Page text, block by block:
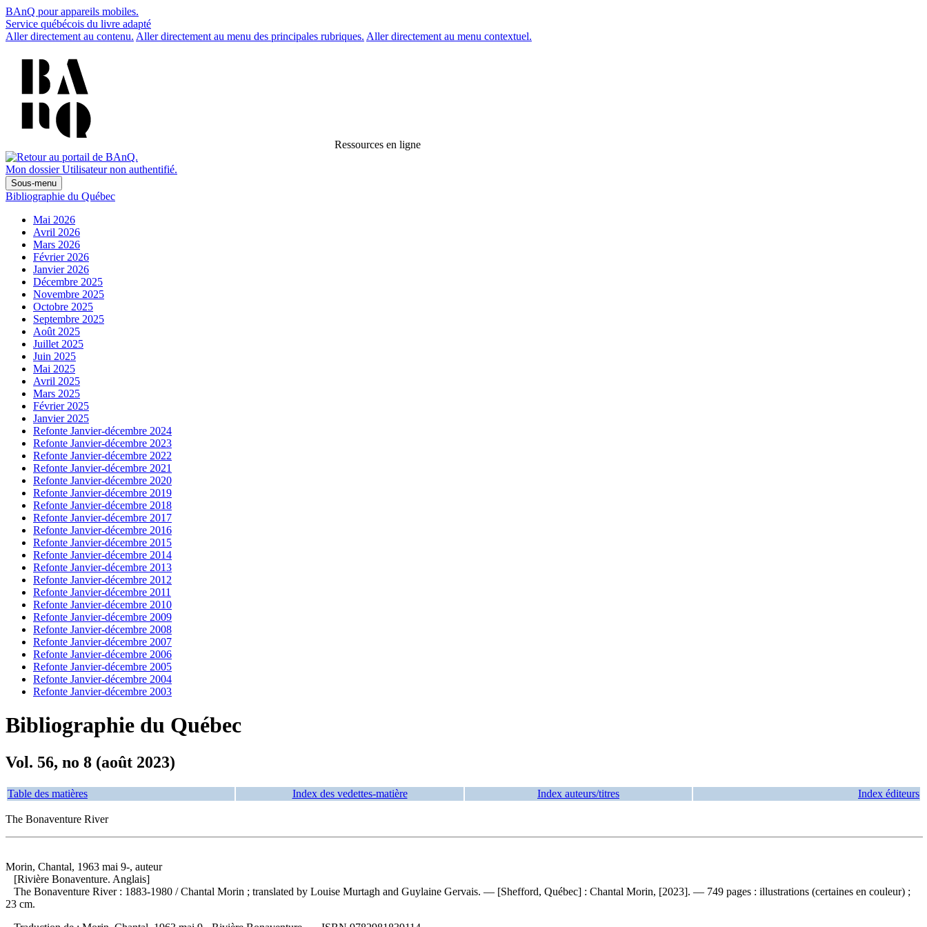
BAnQ pour appareils mobiles.
Service québécois du livre adapté
Aller directement au contenu. Aller directement au menu des principales rubriques. Aller directement au menu contextuel.
Ressources en ligne
Mon dossier Utilisateur non authentifié.
Sous-menu
Bibliographie du Québec
Mai 2026
Avril 2026
Mars 2026
Février 2026
Janvier 2026
Décembre 2025
Novembre 2025
Octobre 2025
Septembre 2025
Août 2025
Juillet 2025
Juin 2025
Mai 2025
Avril 2025
Mars 2025
Février 2025
Janvier 2025
Refonte Janvier-décembre 2024
Refonte Janvier-décembre 2023
Refonte Janvier-décembre 2022
Refonte Janvier-décembre 2021
Refonte Janvier-décembre 2020
Refonte Janvier-décembre 2019
Refonte Janvier-décembre 2018
Refonte Janvier-décembre 2017
Refonte Janvier-décembre 2016
Refonte Janvier-décembre 2015
Refonte Janvier-décembre 2014
Refonte Janvier-décembre 2013
Refonte Janvier-décembre 2012
Refonte Janvier-décembre 2011
Refonte Janvier-décembre 2010
Refonte Janvier-décembre 2009
Refonte Janvier-décembre 2008
Refonte Janvier-décembre 2007
Refonte Janvier-décembre 2006
Refonte Janvier-décembre 2005
Refonte Janvier-décembre 2004
Refonte Janvier-décembre 2003
Bibliographie du Québec
Vol. 56, no 8 (août 2023)
Table des matières Index des vedettes-matière Index auteurs/titres Index éditeurs
The Bonaventure River
Morin, Chantal, 1963 mai 9-, auteur
[Rivière Bonaventure. Anglais]
The Bonaventure River : 1883-1980 / Chantal Morin ; translated by Louise Murtagh and Guylaine Gervais. — [Shefford, Québec] : Chantal Morin, [2023]. — 749 pages : illustrations (certaines en couleur) ;
23 cm.